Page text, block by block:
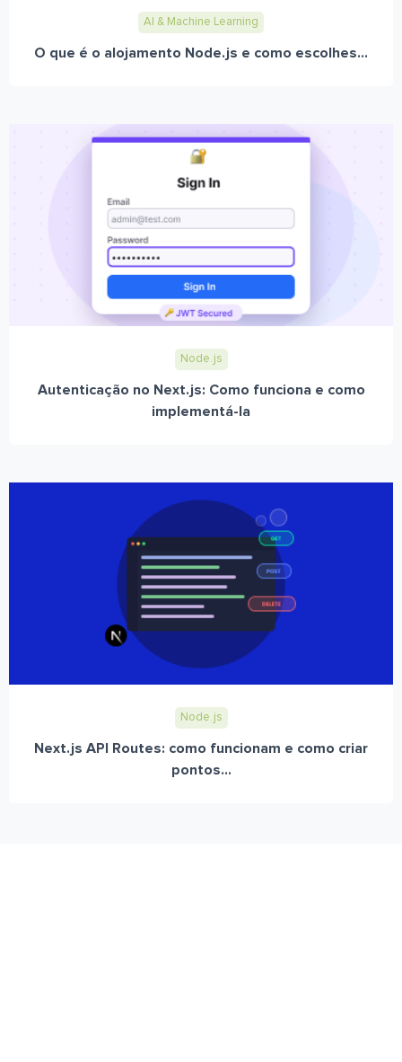
AI & Machine Learning
O que é o alojamento Node.js e como escolhes...
Node.js
Autenticação no Next.js: Como funciona e como
implementá-la
Node.js
Next.js API Routes: como funcionam e como criar
pontos...